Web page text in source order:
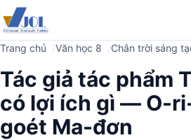
Trang chủ Văn học 8 Chân trời sáng
Tác giả tác phẩm
có lợi ích gì — O-
goét Ma-đơn